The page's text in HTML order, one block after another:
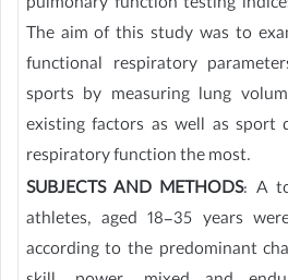
The aim of this study was to
functional respiratory
sports by measuring lung
existing factors as well as sport
respiratory function the most.
SUBJECTS AND METHODS: A
athletes, aged 18-35 years
according to the predominant